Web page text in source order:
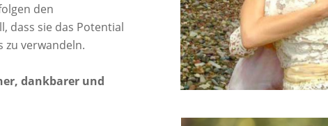
den
dass sie das Potential
zu verwandeln.
dankbarer und